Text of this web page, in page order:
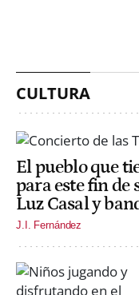
CULTURA
El pueblo que
para este fin de
Luz Casal y
J.I. Fernández